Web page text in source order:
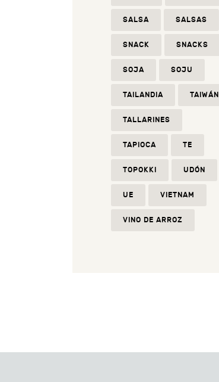
SALSA SALSAS
SNACK SNACKS
SOJA SOJU
TAILANDIA TAIWÁN
TALLARINES
TAPIOCA TE
TOPOKKI UDÓN
UE VIETNAM
VINO DE ARROZ